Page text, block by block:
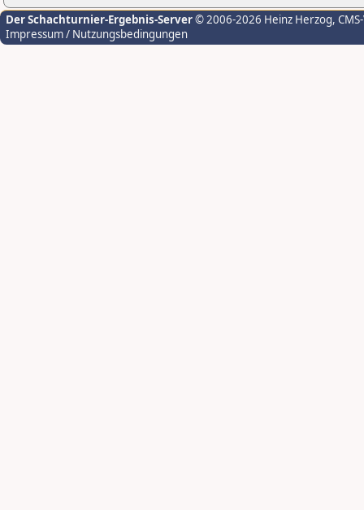
Der Schachturnier-Ergebnis-Server© 2006-2026 Heinz Herzog,
Impressum / Nutzungsbedingungen